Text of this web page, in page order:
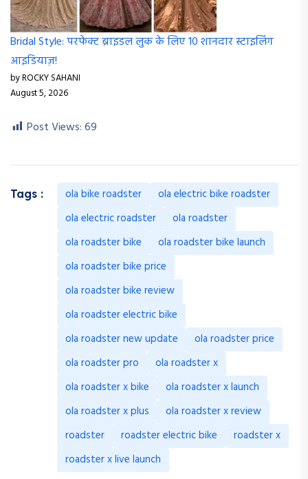
Bridal Style: परफेक्ट ब्राइडल लुक के लिए 10 शानदार स्टाइलिंग
आइडियाज़!
by ROCKY SAHANI
August 5, 2026
Post Views:69
Tags : ola bike roadster
ola electric bike roadster
ola electric roadster
ola roadster
ola roadster bike
ola roadster bike launch
ola roadster bike price
ola roadster bike review
ola roadster electric bike
ola roadster new update
ola roadster price
ola roadster pro
ola roadster x
ola roadster x bike
ola roadster x launch
ola roadster x plus
ola roadster x review
roadster
roadster electric bike
roadster x
roadster x live launch